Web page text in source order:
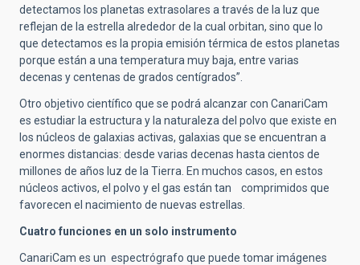
detectamos los planetas extrasolares a través de la luz que
reflejan de la estrella alrededor de la cual orbitan, sino que lo
que detectamos es la propia emisión térmica de estos planetas
porque están a una temperatura muy baja, entre varias
decenas y centenas de grados centígrados”.
Otro objetivo científico que se podrá alcanzar con CanariCam
es estudiar la estructura y la naturaleza del polvo que existe en
los núcleos de galaxias activas, galaxias que se encuentran a
enormes distancias: desde varias decenas hasta cientos de
millones de años luz de la Tierra. En muchos casos, en estos
núcleos activos, el polvo y el gas están tan comprimidos que
favorecen el nacimiento de nuevas estrellas.
Cuatro funciones en un solo instrumento
CanariCam es un espectrógrafo que puede tomar imágenes